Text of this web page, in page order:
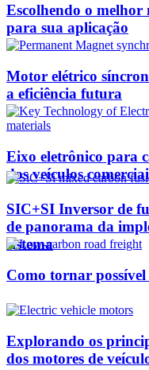
Escolhendo o
para sua aplicação
Motor elétrico
a eficiência futura
Eixo eletrônico para
dos veículos
SIC+SI Inversor de
de panorama da
sistema
Como tornar
Explorando os
dos motores de